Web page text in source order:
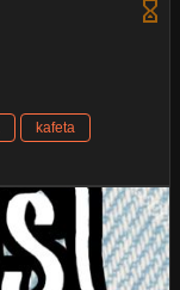
kafeta